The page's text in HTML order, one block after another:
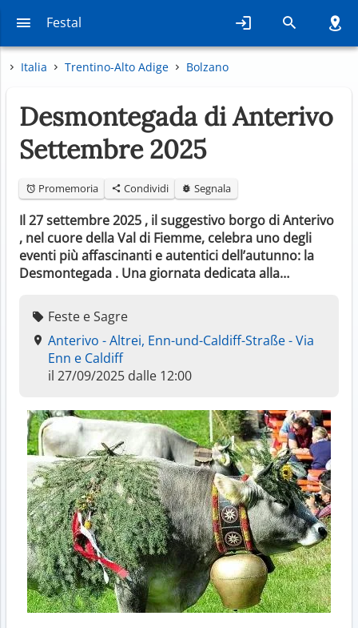
Festal
Italia Trentino-Alto Adige Bolzano
Desmontegada di Anterivo
Settembre 2025
Promemoria Condividi Segnala
Il 27 settembre 2025 , il suggestivo borgo di Anterivo
, nel cuore della Val di Fiemme, celebra uno degli
eventi più affascinanti e autentici dell’autunno: la
Desmontegada . Una giornata dedicata alla…
Feste e Sagre
Anterivo - Altrei, Enn-und-Caldiff-Straße - Via
Enn e Caldiff
il 27/09/2025 dalle 12:00